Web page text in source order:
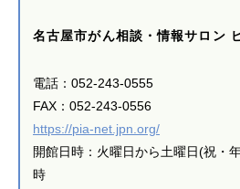
名古屋市がん相談・情報サロン
電話：052-243-0555
FAX：052-243-0556
https://pia-net.jpn.org/
開館日時：火曜日から土曜日(祝・
時